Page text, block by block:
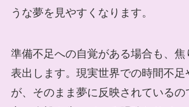
うな夢を見やすくなります。
準備不足への自覚がある場合も、焦
表出します。現実世界での時間不足
が、そのまま夢に反映されているの